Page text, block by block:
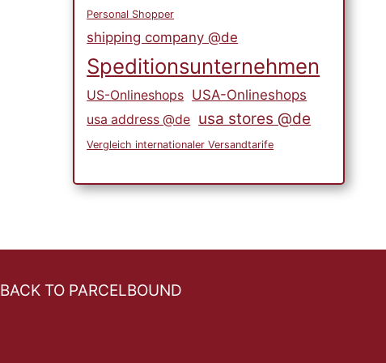
Personal Shopper
shipping company @de
Speditionsunternehmen
US-Onlineshops USA-Onlineshops
usa address @de usa stores @de
Vergleich internationaler Versandtarife
BACK TO PARCELBOUND